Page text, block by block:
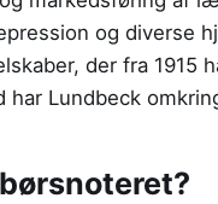
og diverse
der fra 1915
Lundbeck